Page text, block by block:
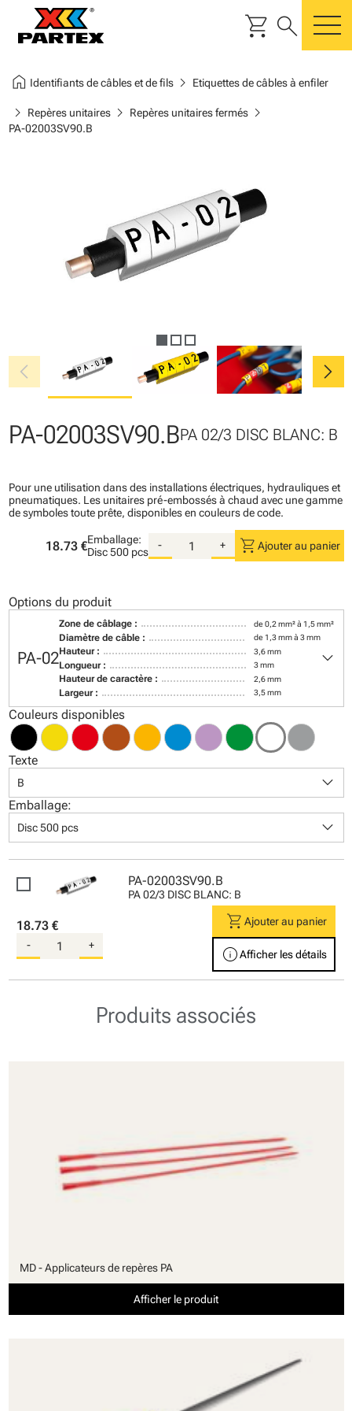
shopping_cart search
home Identifiants de câbles et de filschevron_right Etiquettes de câbles à enfiler
chevron_right Repères unitaireschevron_right Repères unitaires ferméschevron_right
PA-02003SV90.B
chevron_left chevron_right
PA-02003SV90.BPA 02/3 DISC BLANC: B
Pour une utilisation dans des installations électriques, hydrauliques et
pneumatiques. Les unitaires pré-embossés à chaud avec une gamme
de symboles toute prête, disponibles en couleurs de code.
18.73 €Emballage:
Disc500 pcs
- + shopping_cart Ajouter au panier
Options du produit
PA-02
Zone de câblage : de 0,2 mm² à 1,5 mm²
Diamètre de câble : de 1,3 mm à 3 mm
Hauteur : 3,6 mm
Longueur : 3 mm
Hauteur de caractère : 2,6 mm
Largeur : 3,5 mm
keyboard_arrow_down
Couleurs disponibles
Texte
B keyboard_arrow_down
Emballage:
Disc 500 pcs keyboard_arrow_down
PA-02003SV90.B
PA 02/3 DISC BLANC: B
18.73 €
- +
shopping_cart Ajouter au panier
infoAfficher les détails
Produits associés
MD - Applicateurs de repères PA
Afficher le produit